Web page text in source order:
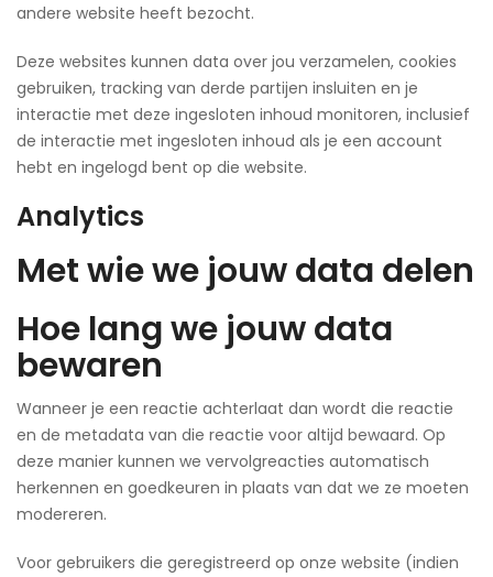
andere website heeft bezocht.
Deze websites kunnen data over jou verzamelen, cookies
gebruiken, tracking van derde partijen insluiten en je
interactie met deze ingesloten inhoud monitoren, inclusief
de interactie met ingesloten inhoud als je een account
hebt en ingelogd bent op die website.
Analytics
Met wie we jouw data delen
Hoe lang we jouw data
bewaren
Wanneer je een reactie achterlaat dan wordt die reactie
en de metadata van die reactie voor altijd bewaard. Op
deze manier kunnen we vervolgreacties automatisch
herkennen en goedkeuren in plaats van dat we ze moeten
modereren.
Voor gebruikers die geregistreerd op onze website (indien